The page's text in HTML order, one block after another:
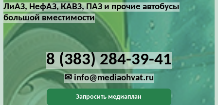
ЛиАЗ, НефАЗ, КАВЗ, ПАЗ и прочие автобусы
большой вместимости
8 (383) 284-39-41
✉ info@mediaohvat.ru
Запросить медиаплан